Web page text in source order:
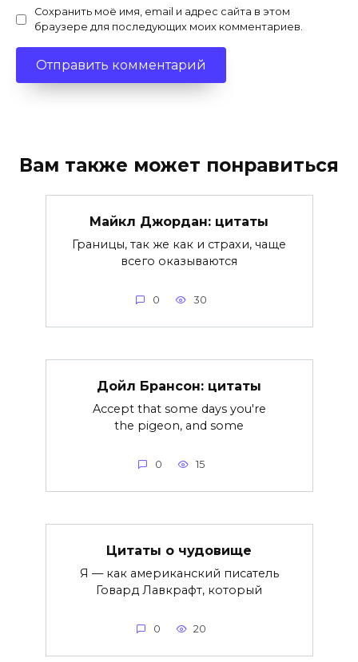
Сохранить моё имя, email и адрес сайта в этом
браузере для последующих моих комментариев.
Вам также может понравиться
Майкл Джордан: цитаты
Границы, так же как и страхи, чаще
всего оказываются
0 30
Дойл Брансон: цитаты
Accept that some days you're
the pigeon, and some
0 15
Цитаты о чудовище
Я — как американский писатель
Говард Лавкрафт, который
0 20